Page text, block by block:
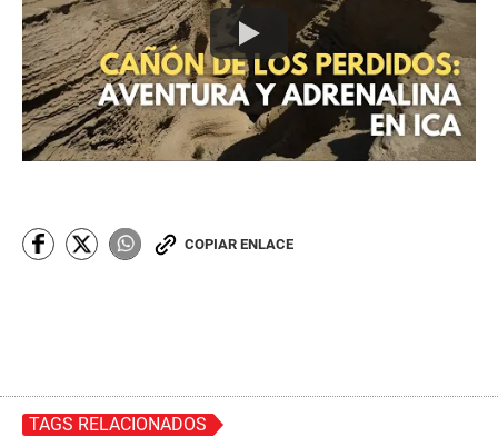
COPIAR ENLACE
TAGS RELACIONADOS